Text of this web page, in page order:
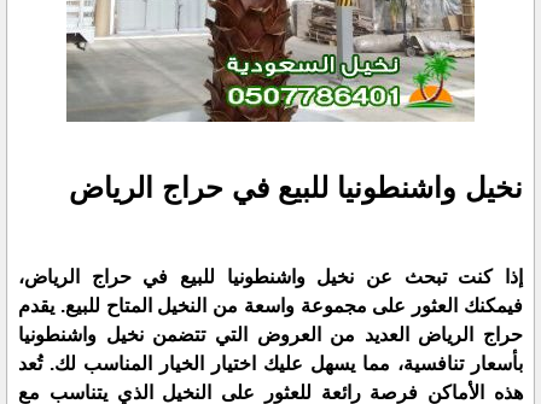
نخيل واشنطونيا للبيع في حراج الرياض
إذا كنت تبحث عن نخيل واشنطونيا للبيع في حراج الرياض،
فيمكنك العثور على مجموعة واسعة من النخيل المتاح للبيع. يقدم
حراج الرياض العديد من العروض التي تتضمن نخيل واشنطونيا
بأسعار تنافسية، مما يسهل عليك اختيار الخيار المناسب لك. تُعد
هذه الأماكن فرصة رائعة للعثور على النخيل الذي يتناسب مع